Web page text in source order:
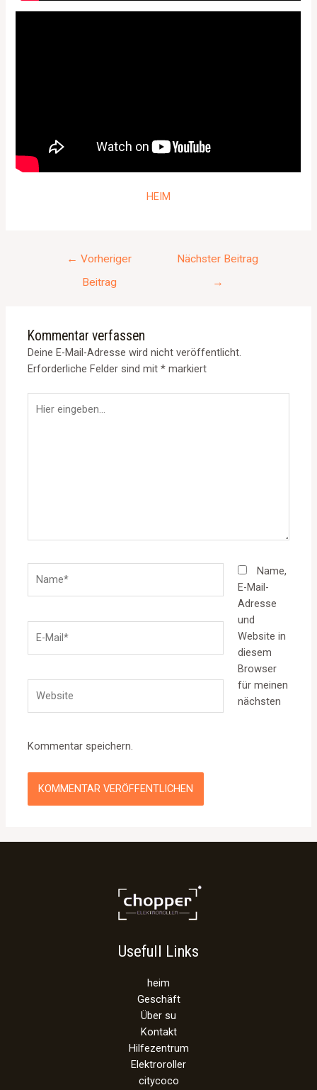
HEIM
← Vorheriger
Beitrag
Nächster Beitrag
→
Kommentar verfassen
Deine E-Mail-Adresse wird nicht veröffentlicht.
Erforderliche Felder sind mit* markiert
eingeben…
Mail*
Name,
E-Mail-
Adresse
und
Website in
diesem
Browser
für meinen
nächsten
Kommentar speichern.
Usefull Links
heim
Geschäft
Über su
Kontakt
Hilfezentrum
Elektroroller
citycoco